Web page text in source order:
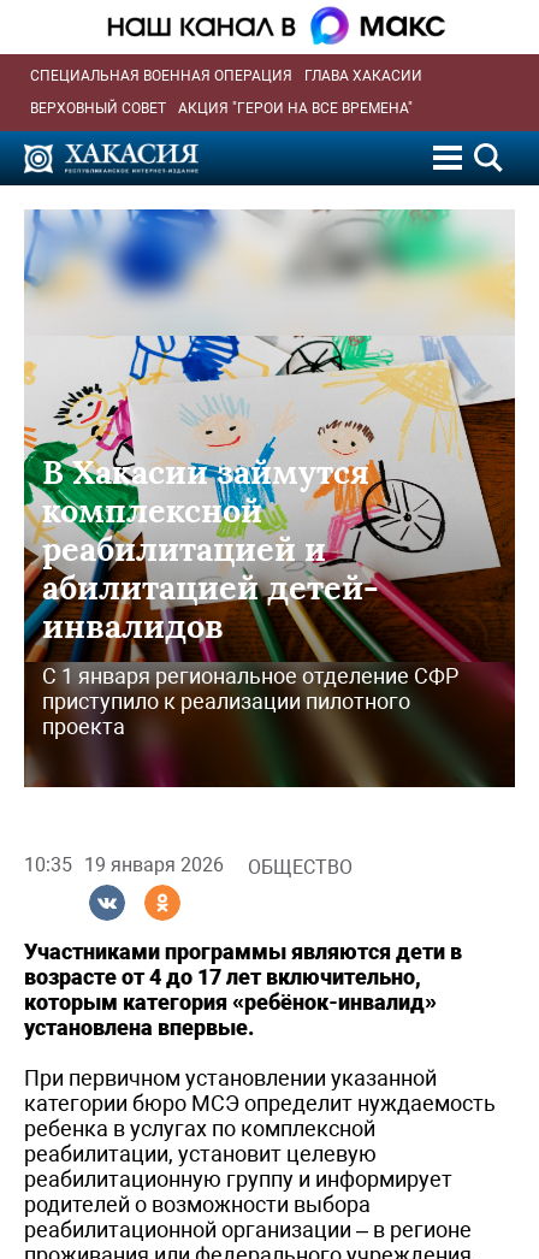
СПЕЦИАЛЬНАЯ ВОЕННАЯ ОПЕРАЦИЯ
ГЛАВА ХАКАСИИ
ВЕРХОВНЫЙ СОВЕТ
АКЦИЯ "ГЕРОИ НА ВСЕ ВРЕМЕНА"
В Хакасии займутся
комплексной
реабилитацией и
абилитацией детей-
инвалидов
С 1 января региональное отделение СФР
приступило к реализации пилотного
проекта
10:35 19 января 2026 ОБЩЕСТВО
Участниками программы являются дети в
возрасте от 4 до 17 лет включительно,
которым категория «ребёнок-инвалид»
установлена впервые.
При первичном установлении указанной
категории бюро МСЭ определит нуждаемость
ребенка в услугах по комплексной
реабилитации, установит целевую
реабилитационную группу и информирует
родителей о возможности выбора
реабилитационной организации – в регионе